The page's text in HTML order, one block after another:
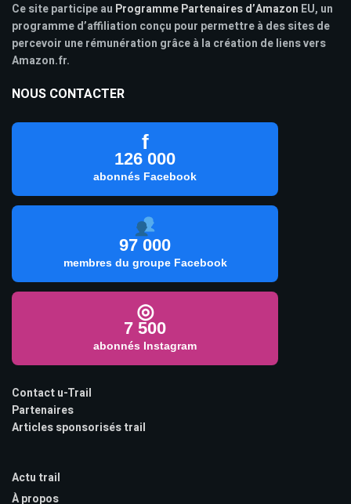
Ce site participe au Programme Partenaires d’Amazon EU, un
programme d’affiliation conçu pour permettre à des sites de
percevoir une rémunération grâce à la création de liens vers
Amazon.fr.
NOUS CONTACTER
f
126 000
abonnés Facebook
97 000
membres du groupe Facebook
◎
7 500
abonnés Instagram
Contact u-Trail
Partenaires
Articles sponsorisés trail
Actu trail
À propos